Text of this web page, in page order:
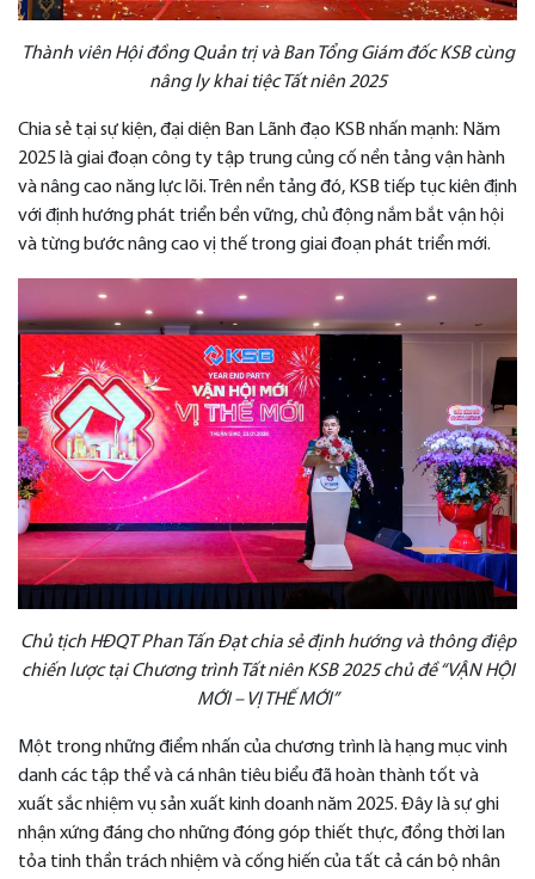
Thành viên Hội đồng Quản trị và Ban Tổng Giám đốc KSB cùng
nâng ly khai tiệc Tất niên 2025
Chia sẻ tại sự kiện, đại diện Ban Lãnh đạo KSB nhấn mạnh: Năm
2025 là giai đoạn công ty tập trung củng cố nền tảng vận hành
và nâng cao năng lực lõi. Trên nền tảng đó, KSB tiếp tục kiên định
với định hướng phát triển bền vững, chủ động nắm bắt vận hội
và từng bước nâng cao vị thế trong giai đoạn phát triển mới.
Chủ tịch HĐQT Phan Tấn Đạt chia sẻ định hướng và thông điệp
chiến lược tại Chương trình Tất niên KSB 2025 chủ đề “VẬN HỘI
MỚI – VỊ THẾ MỚI”
Một trong những điểm nhấn của chương trình là hạng mục vinh
danh các tập thể và cá nhân tiêu biểu đã hoàn thành tốt và
xuất sắc nhiệm vụ sản xuất kinh doanh năm 2025. Đây là sự ghi
nhận xứng đáng cho những đóng góp thiết thực, đồng thời lan
tỏa tinh thần trách nhiệm và cống hiến của tất cả cán bộ nhân